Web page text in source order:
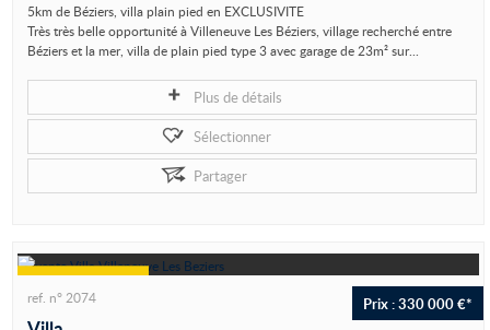
5km de Béziers, villa plain pied en EXCLUSIVITE
Très très belle opportunité à Villeneuve Les Béziers, village recherché entre
Béziers et la mer, villa de plain pied type 3 avec garage de 23m² sur...
Plus de détails
Sélectionner
Partager
Prix : 330 000 €*
ref. n° 2074